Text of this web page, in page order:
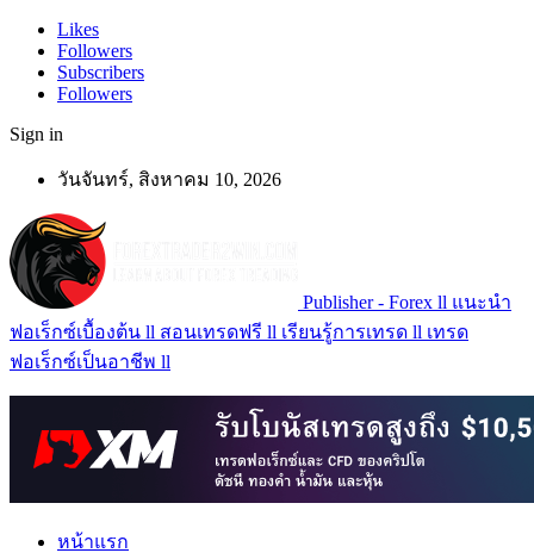
Likes
Followers
Subscribers
Followers
Sign in
วันจันทร์, สิงหาคม 10, 2026
Publisher - Forex ll แนะนำ
ฟอเร็กซ์เบื้องต้น ll สอนเทรดฟรี ll เรียนรู้การเทรด ll เทรด
ฟอเร็กซ์เป็นอาชีพ ll
หน้าแรก